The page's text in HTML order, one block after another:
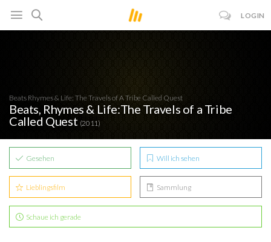
LOGIN
Beats Rhymes & Life: The Travels of A Tribe Called Quest
Beats, Rhymes & Life:The Travels of a Tribe
Called Quest (2011)
Gesehen Will ich sehen
Lieblingsfilm Sammlung
Schaue ich gerade